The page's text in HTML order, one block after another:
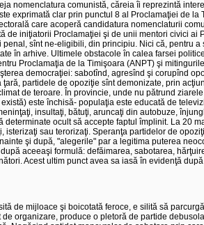
nomenclatura comunistă, căreia îi reprezintă
exprimată clar prin punctul 8 al Proclamaţiei de
care acoperă candidatura nomenclaturii
de iniţiatorii Proclamaţiei şi de unii mentori civici ai
penal, sînt ne-eligibili, din principiu. Nici că, pentru
în arhive. Ultimele obstacole în calea farsei
Proclamaţia de la Timişoara (ANPT) şi
democraţiei: sabotînd, agresînd şi corupînd
ţară, partidele de opoziţie sînt demonizate, prin
de teroare. În provincie, unde nu pătrund
este închisă- populaţia este educată de
insultaţi, bătuţi, aruncaţi din autobuze,
determinate ocult să accepte faptul împlinit. La 20
isterizaţi sau terorizaţi. Speranţa partidelor de
şi după, "alegerile" par a legitima puterea
aceeaşi formulă: defăimarea, sabotarea,
Acest ultim punct avea sa iasă în evidenţă
de mijloace şi boicotată feroce, e silită să
organizare, produce o pletoră de partide